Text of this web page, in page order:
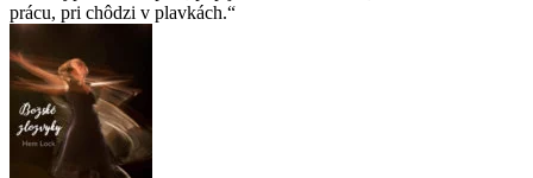
prácu, pri chôdzi v plavkách.